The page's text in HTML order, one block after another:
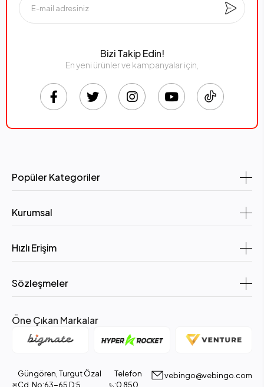
Bizi Takip Edin!
En yeni ürünler ve kampanyalar için,
Popüler Kategoriler
Kurumsal
Hızlı Erişim
Sözleşmeler
Öne Çıkan Markalar
Güngören, Turgut Özal
Cd. No:63-65 D:5,
Telefon
:0 850
vebingo@vebingo.com